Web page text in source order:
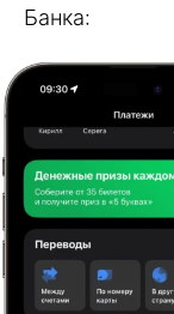
Банка: